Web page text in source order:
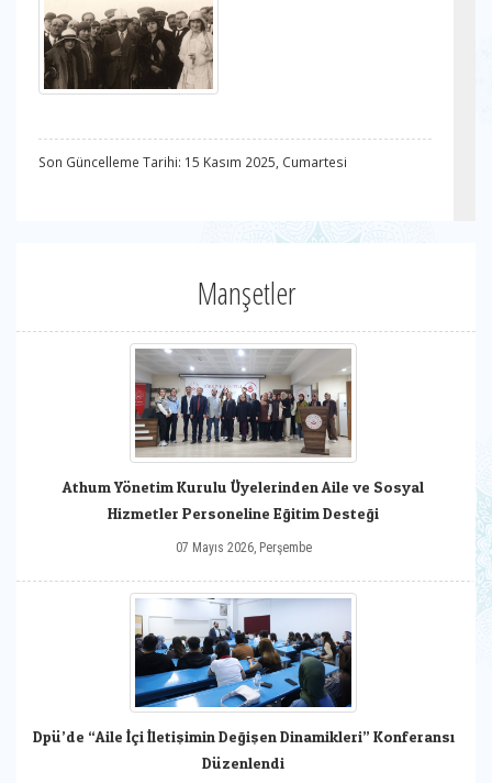
Son Güncelleme Tarihi: 15 Kasım 2025, Cumartesi
Manşetler
Athum Yönetim Kurulu Üyelerinden Aile ve Sosyal
Hizmetler Personeline Eğitim Desteği
07 Mayıs 2026, Perşembe
Dpü’de “Aile İçi İletişimin Değişen Dinamikleri” Konferansı
Düzenlendi